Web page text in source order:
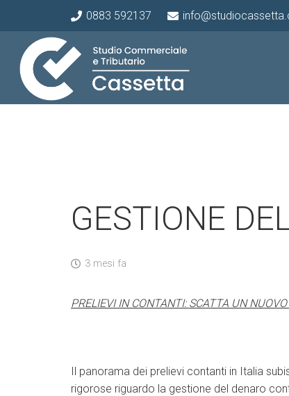
0883 592137
GESTIONE
3 mesi fa
PRELIEVI IN CONTANTI: SCATTA UN
Il panorama dei prelievi contanti in Italia
rigorose riguardo la gestione del denaro